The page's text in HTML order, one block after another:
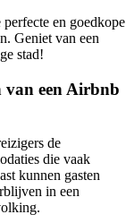
en goedkope
Geniet van een
stad!
van een Airbnb
de
die vaak
kunnen gasten
in een